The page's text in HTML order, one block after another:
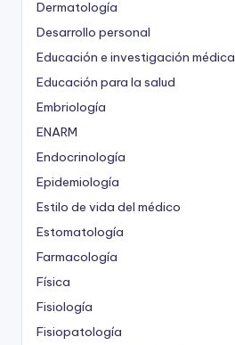
Dermatología
Desarrollo personal
Educación e investigación médica
Educación para la salud
Embriología
ENARM
Endocrinología
Epidemiología
Estilo de vida del médico
Estomatología
Farmacología
Física
Fisiología
Fisiopatología